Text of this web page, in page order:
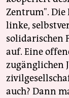
Zentrum". Die
linke,
solidarischen
auf. Eine
zugänglichen
auch? Dann